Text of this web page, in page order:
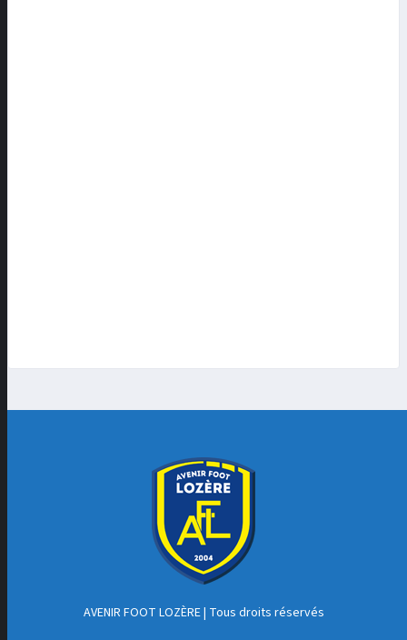
AVENIR FOOT LOZÈRE| Tous droits réservés